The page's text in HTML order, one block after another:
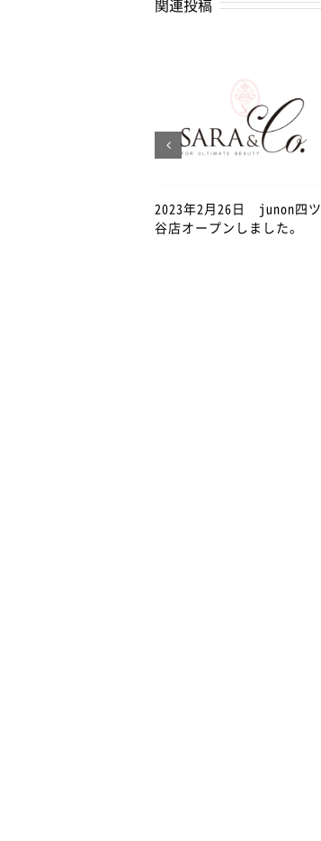
関連投稿
2023年2月26日 junon四ツ
谷店オープンしました。